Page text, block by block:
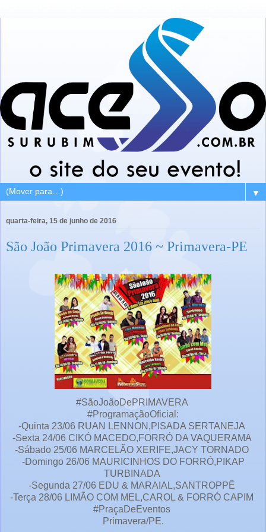
▼
quarta-feira, 15 de junho de 2016
São João Primavera 2016 ~ Primavera-PE
#SãoJoãoDePRIMAVERA
#ProgramaçãoOficial:
-Quinta 23/06 RUAN LENNON,PISADA SERTANEJA
-Sexta 24/06 CIKÓ MACEDO,FORRÓ DA VAQUERAMA
-Sábado 25/06 MARCELÃO XERIFE,JACY TORNADO
-Domingo 26/06 MAURICINHOS DO FORRÓ,PIKAP
TURBINADA
-Segunda 27/06 EDU & MARAIAL,SANTROPPÊ
-Terça 28/06 LIMÃO COM MEL,CAROL & FORRÓ CAPIM
#PraçaDeEventos
Primavera/PE.